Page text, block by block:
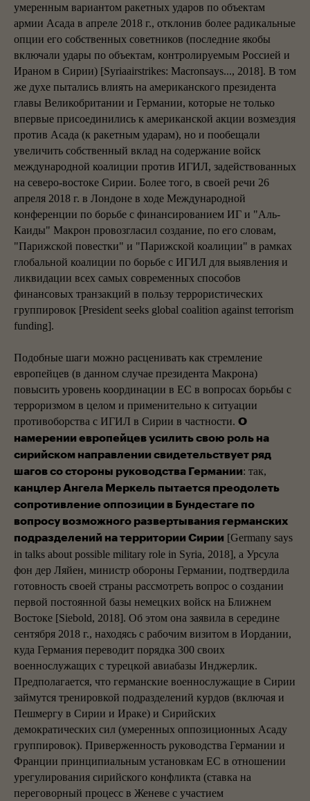
умеренным вариантом ракетных ударов по объектам
армии Асада в апреле 2018 г., отклонив более радикальные
опции его собственных советников (последние якобы
включали удары по объектам, контролируемым Россией и
Ираном в Сирии) [Syriaairstrikes: Macronsays..., 2018]. В том
же духе пытались влиять на американского президента
главы Великобритании и Германии, которые не только
впервые присоединились к американской акции возмездия
против Асада (к ракетным ударам), но и пообещали
увеличить собственный вклад на содержание войск
международной коалиции против ИГИЛ, задействованных
на северо-востоке Сирии. Более того, в своей речи 26
апреля 2018 г. в Лондоне в ходе Международной
конференции по борьбе с финансированием ИГ и "Аль-
Каиды" Макрон провозгласил создание, по его словам,
"Парижской повестки" и "Парижской коалиции" в рамках
глобальной коалиции по борьбе с ИГИЛ для выявления и
ликвидации всех самых современных способов
финансовых транзакций в пользу террористических
группировок [President seeks global coalition against terrorism
funding].
Подобные шаги можно расценивать как стремление
европейцев (в данном случае президента Макрона)
повысить уровень координации в ЕС в вопросах борьбы с
терроризмом в целом и применительно к ситуации
противоборства с ИГИЛ в Сирии в частности. О
намерении европейцев усилить свою роль на
сирийском направлении свидетельствует ряд
шагов со стороны руководства Германии: так,
канцлер Ангела Меркель пытается преодолеть
сопротивление оппозиции в Бундестаге по
вопросу возможного развертывания германских
подразделений на территории Сирии [Germany says
in talks about possible military role in Syria, 2018], а Урсула
фон дер Ляйен, министр обороны Германии, подтвердила
готовность своей страны рассмотреть вопрос о создании
первой постоянной базы немецких войск на Ближнем
Востоке [Siebold, 2018]. Об этом она заявила в середине
сентября 2018 г., находясь с рабочим визитом в Иордании,
куда Германия переводит порядка 300 своих
военнослужащих с турецкой авиабазы Инджерлик.
Предполагается, что германские военнослужащие в Сирии
займутся тренировкой подразделений курдов (включая и
Пешмергу в Сирии и Ираке) и Сирийских
демократических сил (умеренных оппозиционных Асаду
группировок). Приверженность руководства Германии и
Франции принципиальным установкам ЕС в отношении
урегулирования сирийского конфликта (ставка на
переговорный процесс в Женеве с участием